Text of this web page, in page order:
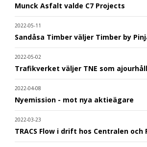
Munck Asfalt valde C7 Projects
2022-05-11
Sandåsa Timber väljer Timber by
2022-05-02
Trafikverket väljer TNE som
2022-04-08
Nyemission - mot nya aktieägare
2022-03-23
TRACS Flow i drift hos Centralen och